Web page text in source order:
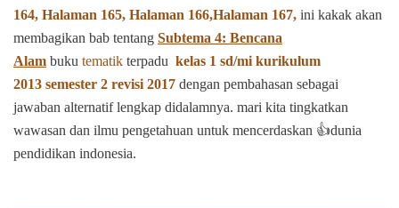
164, Halaman 165, Halaman 166,Halaman 167, ini kakak akan
membagikan bab tentang Subtema 4: Bencana
Alam buku tematik terpadu kelas 1 sd/mi kurikulum
2013 semester 2 revisi 2017 dengan pembahasan sebagai
jawaban alternatiflengkap didalamnya. mari kita tingkatkan
wawasan dan ilmu pengetahuan untuk mencerdaskan 👍dunia
pendidikan indonesia.